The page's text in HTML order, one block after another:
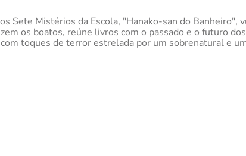
Sete Mistérios da Escola, "Hanako-san do
os boatos, reúne livros com o passado e o futuro
toques de terror estrelada por um sobrenatural e